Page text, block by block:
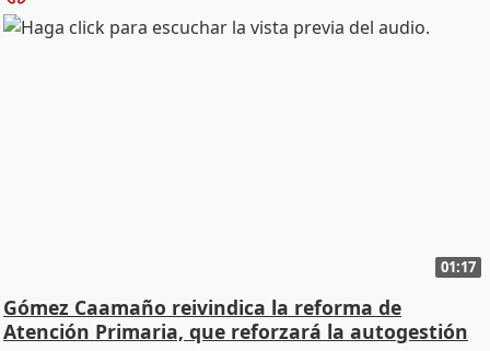
01:17
Gómez Caamaño reivindica la reforma de
Atención Primaria, que reforzará la autogestión